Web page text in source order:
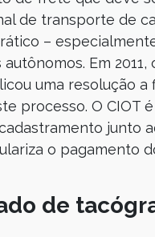
de transporte de
–
Em 2011,
uma resolução a
processo. O CIOT
junto
o pagamento
de